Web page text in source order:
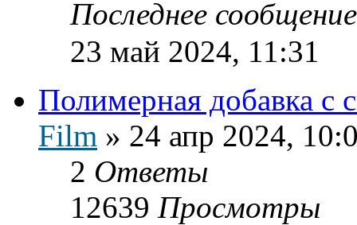
Последнее
23 май 2024, 11:31
Полимерная добавка с
Film » 24 апр 2024,
2 Ответы
12639 Просмотры